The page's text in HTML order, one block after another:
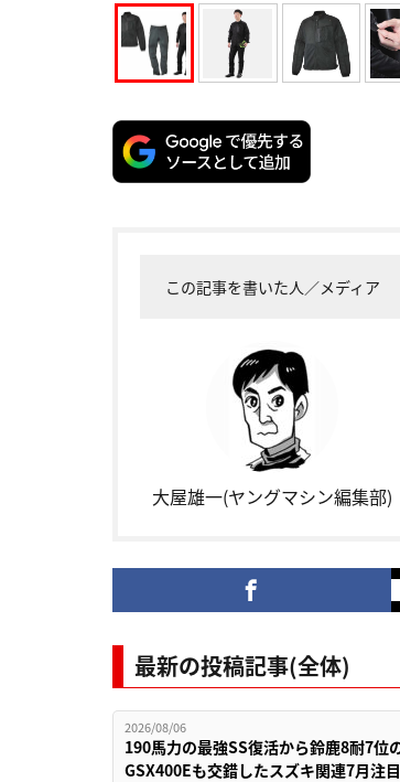
この記事を書いた人／メディア
大屋雄一(ヤングマシン編集部)
最新の投稿記事(全体)
2026/08/06
190馬力の最強SS復活から鈴鹿8耐7位
GSX400Eも交錯したスズキ関連7月注